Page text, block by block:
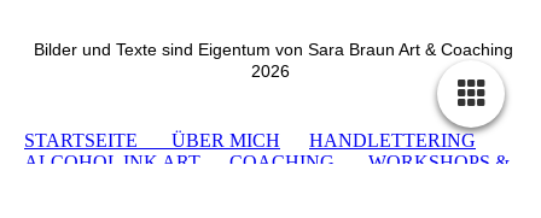
Bilder und Texte sind Eigentum von Sara Braun Art & Coaching
2026
STARTSEITE ÜBER MICH
HANDLETTERING
ALCOHOL INK ART
COACHING
WORKSHOPS &